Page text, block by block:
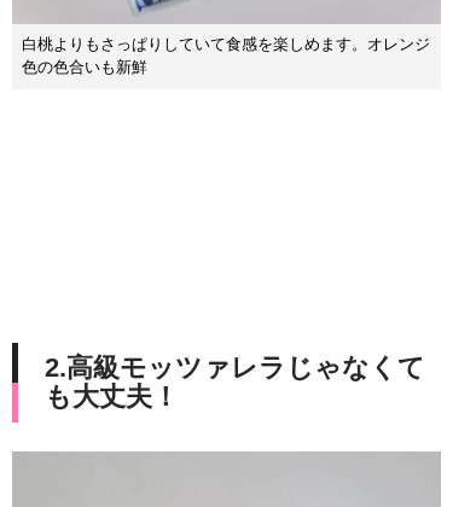
白桃よりもさっぱりしていて食感を楽しめます。オレンジ
色の色合いも新鮮
2.高級モッツァレラじゃなくて
も大丈夫！